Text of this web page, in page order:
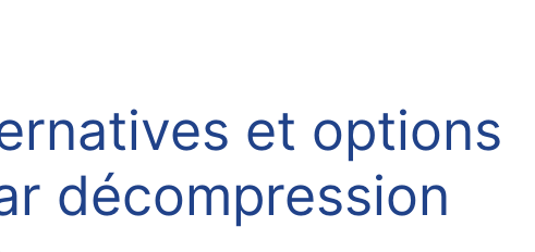
et options
décompression